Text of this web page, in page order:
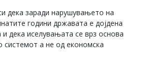
дека заради нарушувањето на
години државата е дојдена
и дека иселувањата се врз основа
системот а не од економска